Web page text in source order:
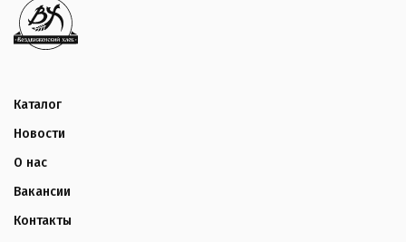
Каталог
Новости
О нас
Вакансии
Контакты